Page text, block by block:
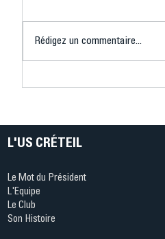
Rédigez un commentaire...
L'US CRÉTEIL
Le Mot du Président
L'Equipe
Le Club
Son Histoire